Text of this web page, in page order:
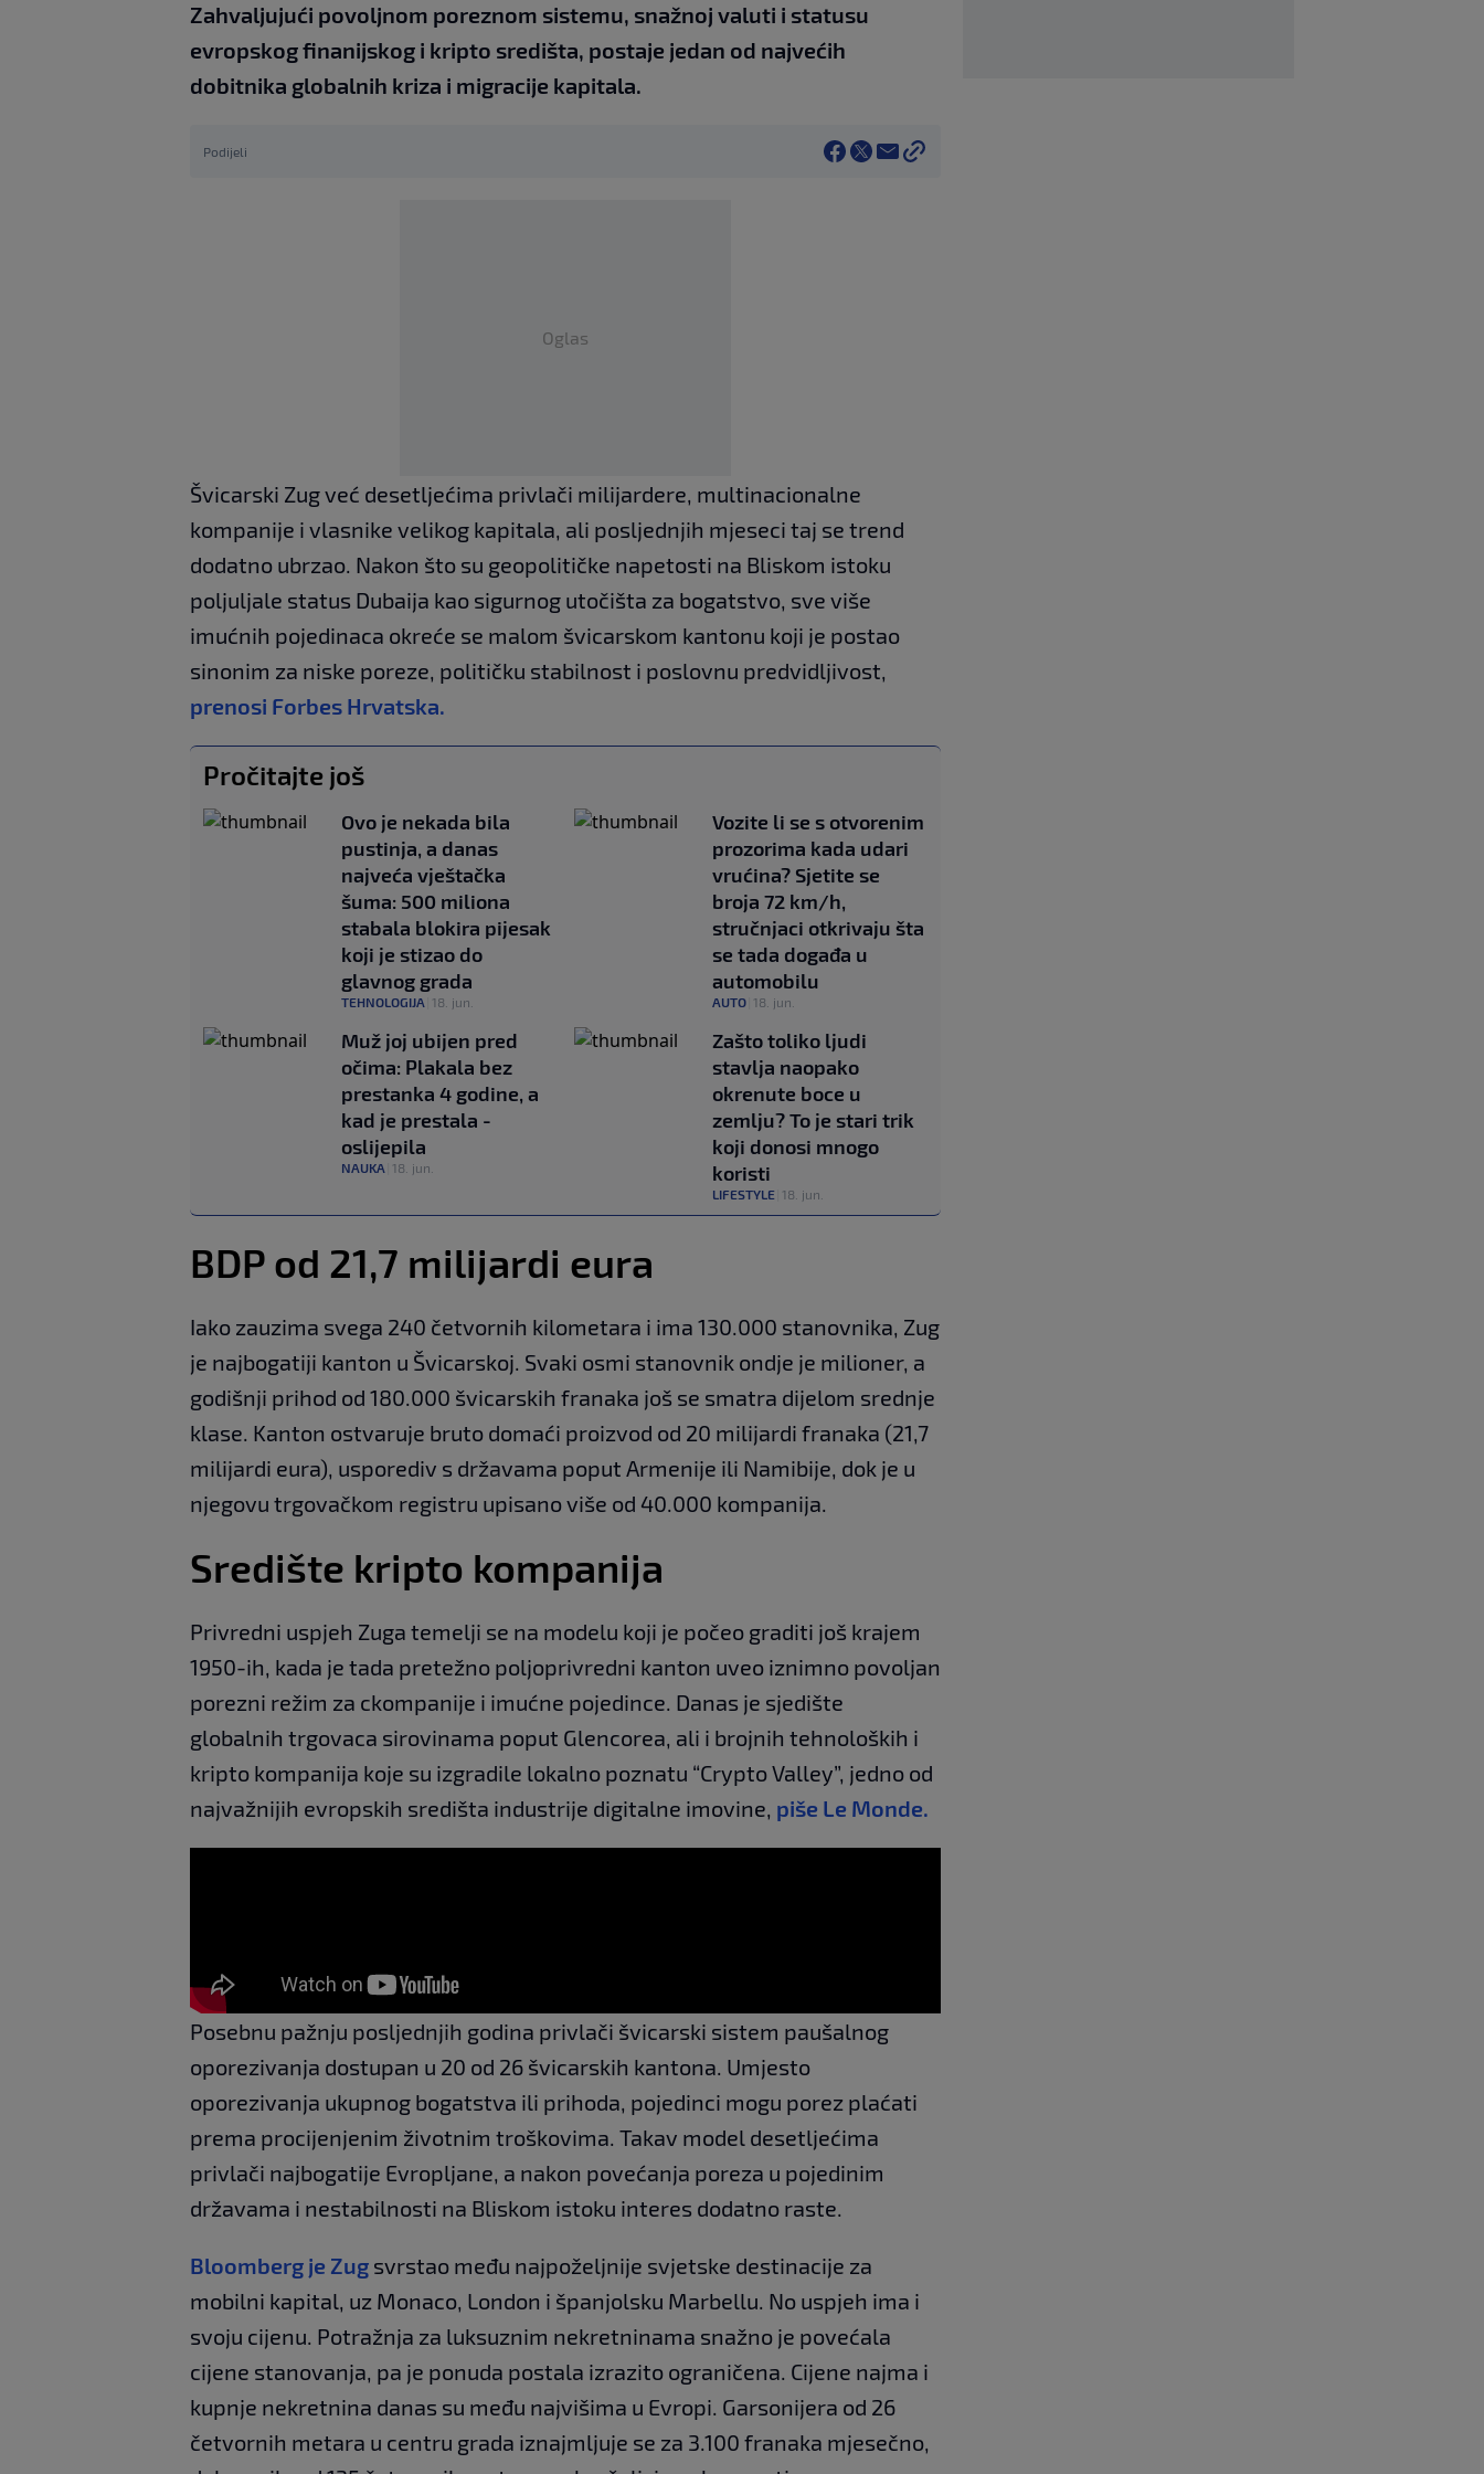
Zahvaljujući povoljnom poreznom sistemu, snažnoj valuti i statusu
evropskog finanijskog i kripto središta, postaje jedan od najvećih
dobitnika globalnih kriza i migracije kapitala.
Podijeli
Oglas
Švicarski Zug već desetljećima privlači milijardere, multinacionalne
kompanije i vlasnike velikog kapitala, ali posljednjih mjeseci taj se trend
dodatno ubrzao. Nakon što su geopolitičke napetosti na Bliskom istoku
poljuljale status Dubaija kao sigurnog utočišta za bogatstvo, sve više
imućnih pojedinaca okreće se malom švicarskom kantonu koji je postao
sinonim za niske poreze, političku stabilnost i poslovnu predvidljivost,
prenosi Forbes Hrvatska.
Pročitajte još
Ovo je nekada bila
pustinja, a danas
najveća vještačka
šuma: 500 miliona
stabala blokira pijesak
koji je stizao do
glavnog grada
TEHNOLOGIJA 18. jun.
Vozite li se s otvorenim
prozorima kada udari
vrućina? Sjetite se
broja 72 km/h,
stručnjaci otkrivaju šta
se tada događa u
automobilu
AUTO 18. jun.
Muž joj ubijen pred
očima: Plakala bez
prestanka 4 godine, a
kad je prestala -
oslijepila
NAUKA 18. jun.
Zašto toliko ljudi
stavlja naopako
okrenute boce u
zemlju? To je stari trik
koji donosi mnogo
koristi
LIFESTYLE 18. jun.
BDP od 21,7 milijardi eura
Iako zauzima svega 240 četvornih kilometara i ima 130.000 stanovnika, Zug
je najbogatiji kanton u Švicarskoj. Svaki osmi stanovnik ondje je milioner, a
godišnji prihod od 180.000 švicarskih franaka još se smatra dijelom srednje
klase. Kanton ostvaruje bruto domaći proizvod od 20 milijardi franaka (21,7
milijardi eura), usporediv s državama poput Armenije ili Namibije, dok je u
njegovu trgovačkom registru upisano više od 40.000 kompanija.
Središte kripto kompanija
Privredni uspjeh Zuga temelji se na modelu koji je počeo graditi još krajem
1950-ih, kada je tada pretežno poljoprivredni kanton uveo iznimno povoljan
porezni režim za ckompanije i imućne pojedince. Danas je sjedište
globalnih trgovaca sirovinama poput Glencorea, ali i brojnih tehnoloških i
kripto kompanija koje su izgradile lokalno poznatu “Crypto Valley”, jedno od
najvažnijih evropskih središta industrije digitalne imovine, piše Le Monde.
Posebnu pažnju posljednjih godina privlači švicarski sistem paušalnog
oporezivanja dostupan u 20 od 26 švicarskih kantona. Umjesto
oporezivanja ukupnog bogatstva ili prihoda, pojedinci mogu porez plaćati
prema procijenjenim životnim troškovima. Takav model desetljećima
privlači najbogatije Evropljane, a nakon povećanja poreza u pojedinim
državama i nestabilnosti na Bliskom istoku interes dodatno raste.
Bloomberg je Zug svrstao među najpoželjnije svjetske destinacije za
mobilni kapital, uz Monaco, London i španjolsku Marbellu. No uspjeh ima i
svoju cijenu. Potražnja za luksuznim nekretninama snažno je povećala
cijene stanovanja, pa je ponuda postala izrazito ograničena. Cijene najma i
kupnje nekretnina danas su među najvišima u Evropi. Garsonijera od 26
četvornih metara u centru grada iznajmljuje se za 3.100 franaka mjesečno,